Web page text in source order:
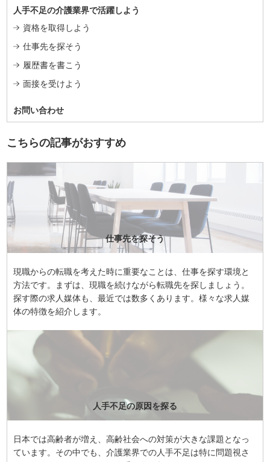
人手不足の介護業界で活躍しよう
資格を取得しよう
仕事先を探そう
履歴書を書こう
面接を受けよう
お問い合わせ
こちらの記事がおすすめ
仕事先を探そう
現職からの転職を考えた時に重要なことは、仕事を探す環境と
方法です。まずは、現職を続けながら転職先を探しましょう。
探す際の求人媒体も、最近では数多くあります。様々な求人媒
体の特徴を紹介します。
人手不足の原因を探る
日本では高齢者が増え、高齢社会への対策が大きな課題となっ
ています。その中でも、介護業界での人手不足は特に問題視さ